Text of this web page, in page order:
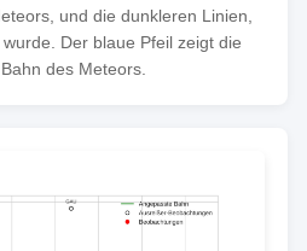
und die dunkleren Linien,
Der blaue Pfeil zeigt die
des Meteors.